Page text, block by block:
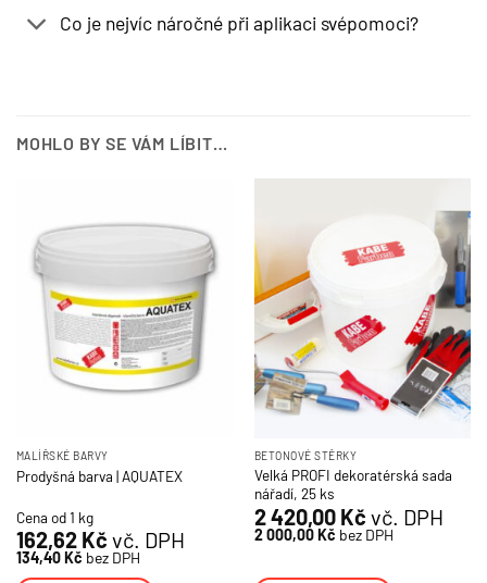
Co je nejvíc náročné při aplikaci svépomoci?
MOHLO BY SE VÁM LÍBIT…
MALÍŘSKÉ BARVY
Prodyšná barva | AQUATEX
Cena od 1 kg
162,62 Kč vč. DPH
134,40 Kč bez DPH
BETONOVÉ STĚRKY
Velká PROFI dekoratérská sada
nářadí, 25 ks
2 420,00 Kč vč. DPH
2 000,00 Kč bez DPH